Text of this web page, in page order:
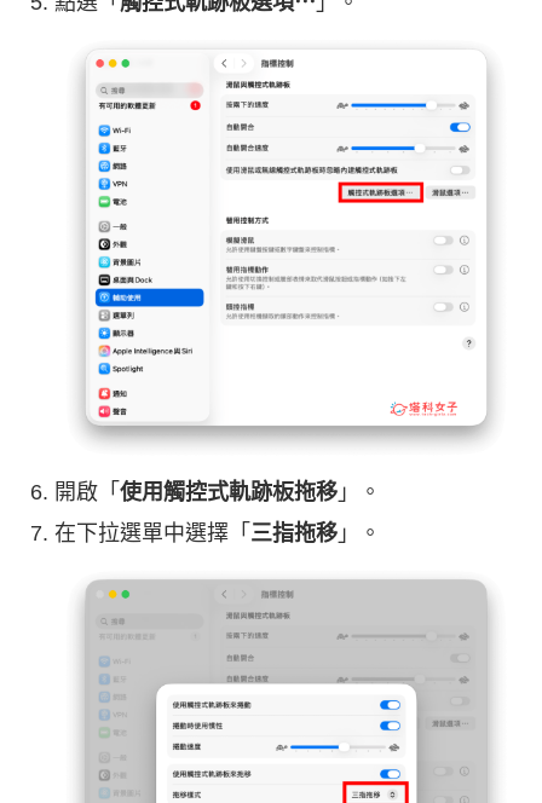
開啟「 使用觸控式軌跡板拖移 」。
在下拉選單中選擇「 三指拖移 」。